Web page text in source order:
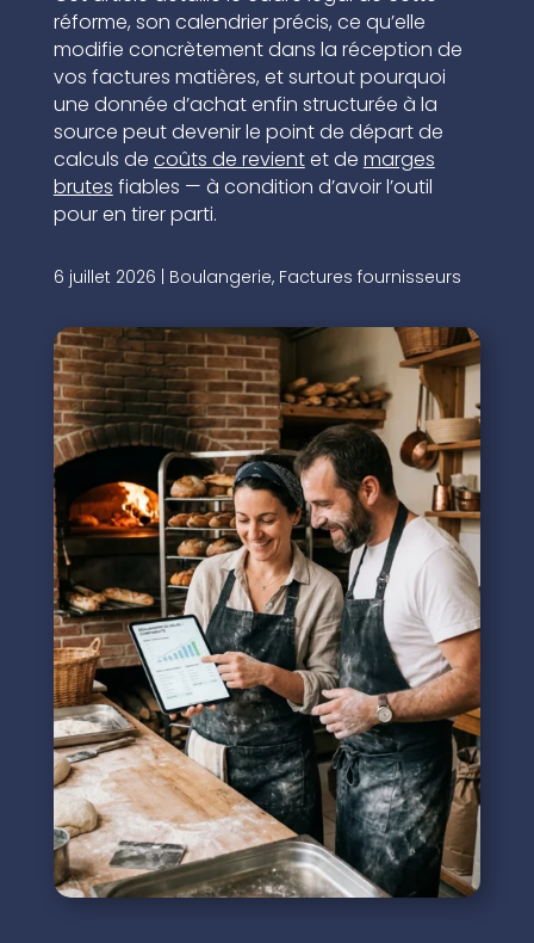
réforme, son calendrier précis, ce qu’elle
modifie concrètement dans la réception de
vos factures matières, et surtout pourquoi
une donnée d’achat enfin structurée à la
source peut devenir le point de départ de
calculs de coûts de revientet de marges
brutes fiables — à condition d’avoir l’outil
pour en tirer parti.
6 juillet 2026 Boulangerie, Factures fournisseurs